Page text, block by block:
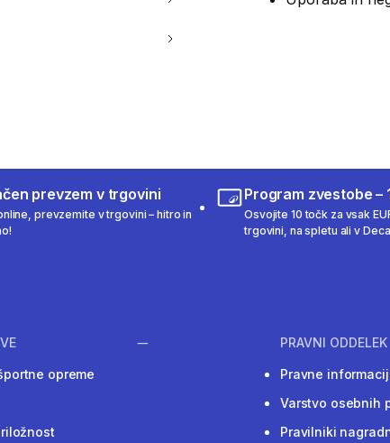
prevzem v trgovini
prevzemite v trgovini – hitro in
Program zvestobe –
Osvojite 10 točk za vsak
trgovini, na spletu ali v
opreme
PRAVNI ODDELEK
Pravne
Varstvo osebnih
Pravilniki